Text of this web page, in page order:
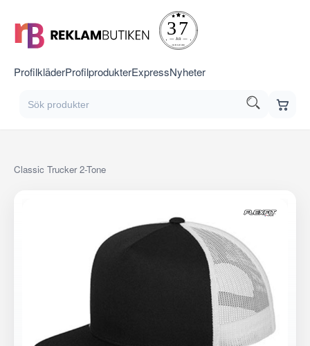
ProfilkläderProfilprodukterExpressNyheter
Classic Trucker 2-Tone